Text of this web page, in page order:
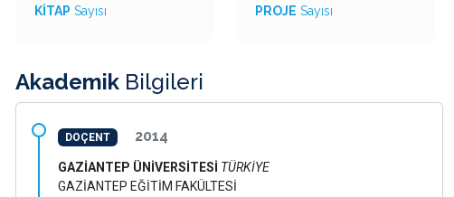
KİTAP Sayısı PROJE Sayısı
Akademik Bilgileri
DOÇENT 2014
GAZİANTEP ÜNİVERSİTESİ TÜRKİYE
GAZİANTEP EĞİTİM FAKÜLTESİ